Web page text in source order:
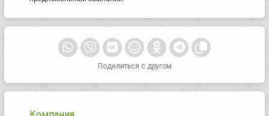
Поделиться с другом